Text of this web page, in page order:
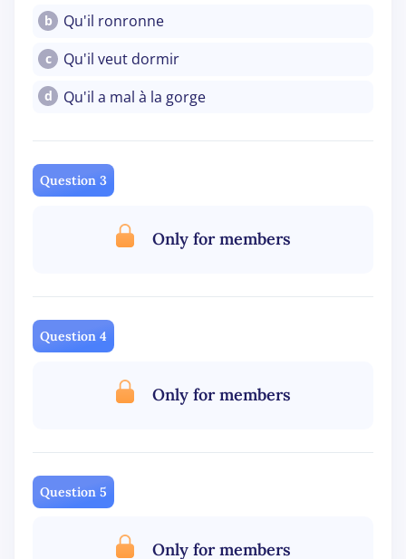
b Qu'il ronronne
c Qu'il veut dormir
d Qu'il a mal à la gorge
Question 3
Only for members
Question 4
Only for members
Question 5
Only for members